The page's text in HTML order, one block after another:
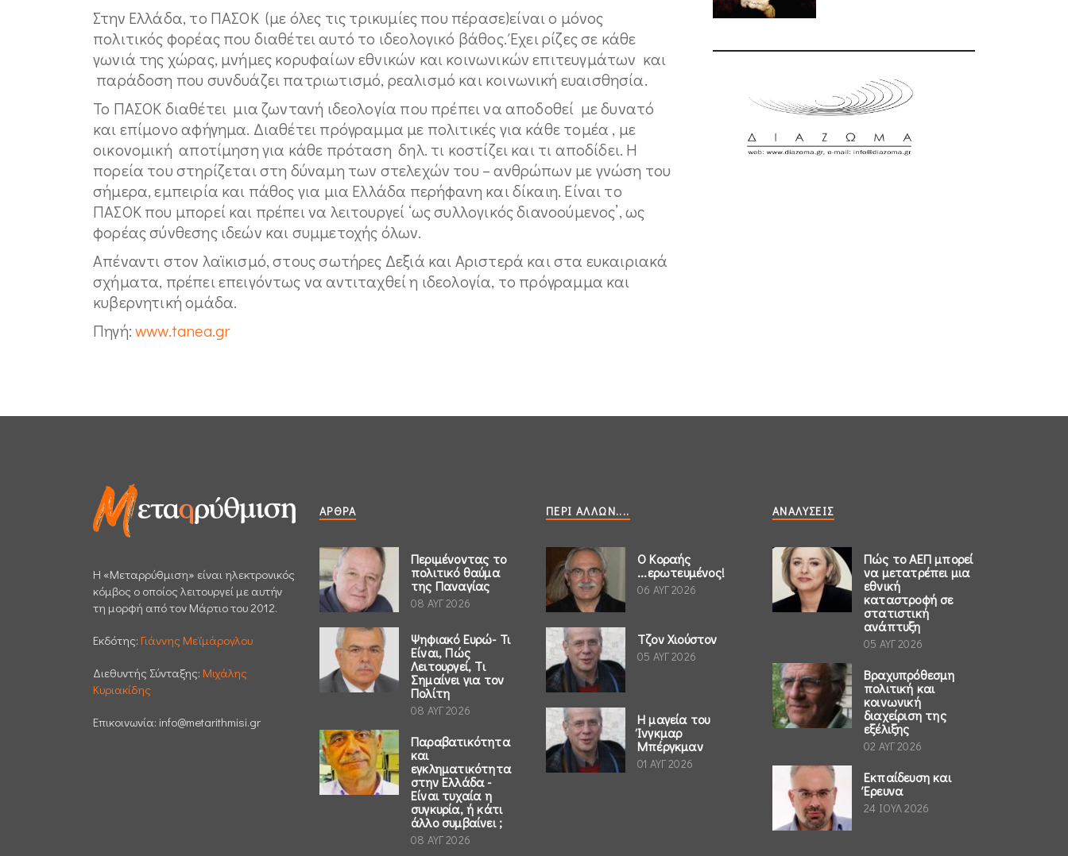
Στην Ελλάδα, το ΠΑΣΟΚ (με όλες τις τρικυμίες που πέρασε)είναι ο μόνος
πολιτικός φορέας που διαθέτει αυτό το ιδεολογικό βάθος. Έχει ρίζες σε κάθε
γωνιά της χώρας, μνήμες κορυφαίων εθνικών και κοινωνικών επιτευγμάτων και
παράδοση που συνδυάζει πατριωτισμό, ρεαλισμό και κοινωνική ευαισθησία.
Το ΠΑΣΟΚ διαθέτει μια ζωντανή ιδεολογία που πρέπει να αποδοθεί με δυνατό
και επίμονο αφήγημα. Διαθέτει πρόγραμμα με πολιτικές για κάθε τομέα , με
οικονομική αποτίμηση για κάθε πρόταση δηλ. τι κοστίζει και τι αποδίδει. Η
πορεία του στηρίζεται στη δύναμη των στελεχών του – ανθρώπων με γνώση του
σήμερα, εμπειρία και πάθος για μια Ελλάδα περήφανη και δίκαιη. Είναι το
ΠΑΣΟΚ που μπορεί και πρέπει να λειτουργεί ‘ως συλλογικός διανοούμενος’, ως
φορέας σύνθεσης ιδεών και συμμετοχής όλων.
Απέναντι στον λαϊκισμό, στους σωτήρες Δεξιά και Αριστερά και στα ευκαιριακά
σχήματα, πρέπει επειγόντως να αντιταχθεί η ιδεολογία, το πρόγραμμα και
κυβερνητική ομάδα.
Πηγή:www.tanea.gr
H «Μεταρρύθμιση» είναι ηλεκτρονικός
κόμβος ο οποίος λειτουργεί με αυτήν
τη μορφή από τον Μάρτιο του 2012.
Εκδότης: Γιάννης Μεϊμάρογλου
Διεθυντής Σύνταξης: Μιχάλης
Κυριακίδης
Επικοινωνία: info@metarithmisi.gr
ΆΡΘΡΑ
Περιμένοντας το
πολιτικό θαύμα
της Παναγίας
08 ΑΥΓ 2026
Ψηφιακό Ευρώ- Τι
Είναι, Πώς
Λειτουργεί, Τι
Σημαίνει για τον
Πολίτη
08 ΑΥΓ 2026
Παραβατικότητα
και
εγκληματικότητα
στην Ελλάδα -
Είναι τυχαία η
συγκυρία, ή κάτι
άλλο συμβαίνει ;
08 ΑΥΓ 2026
ΠΕΡΊ ΆΛΛΩΝ....
Ο Κοραής
...ερωτευμένος!
06 ΑΥΓ 2026
Τζον Χιούστον
05 ΑΥΓ 2026
Η μαγεία του
Ίνγκμαρ
Μπέργκμαν
01 ΑΥΓ 2026
ΑΝΑΛΎΣΕΙΣ
Πώς το ΑΕΠ μπορεί
να μετατρέπει μια
εθνική
καταστροφή σε
στατιστική
ανάπτυξη
05 ΑΥΓ 2026
Βραχυπρόθεσμη
πολιτική και
κοινωνική
διαχείριση της
εξέλιξης
02 ΑΥΓ 2026
Εκπαίδευση και
Έρευνα
24 ΙΟΥΛ 2026